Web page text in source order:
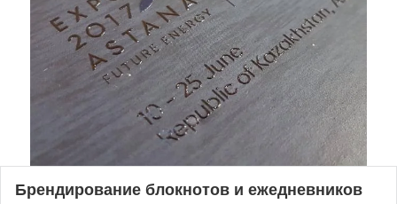
Брендирование блокнотов и ежедневников